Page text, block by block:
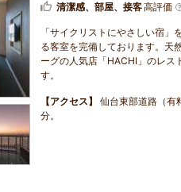
清潔感、部屋、接客高評価
「サイクリストにやさしい宿
る客室を完備しております。天
ーグの人気店「HACHI」のレス
す。
【アクセス】
仙台東部道路（有
分。